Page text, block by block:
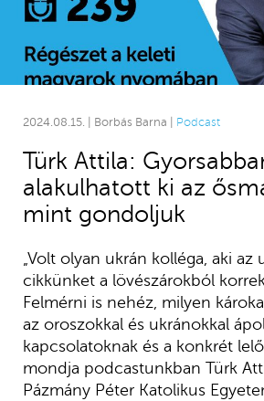
2024.08.15. | Borbás Barna | Podcast
Türk Attila:
alakulhatott ki az
mint gondoljuk
„Volt olyan ukrán kolléga, aki az
cikkünket a lövészárokból
Felmérni is nehéz, milyen
az oroszokkal és ukránokkal
kapcsolatoknak és a konkrét
mondja podcastunkban Türk
Pázmány Péter Katolikus